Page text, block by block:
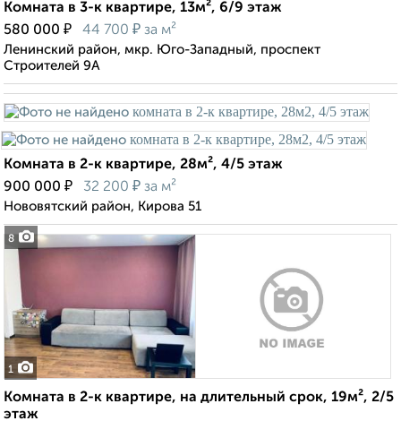
Комната в 3-к квартире, 13м², 6/9 этаж
580 000 ₽ 44 700 ₽ за м²
Ленинский район, мкр. Юго-Западный, проспект
Строителей 9А
8
Комната в 2-к квартире, 28м², 4/5 этаж
900 000 ₽ 32 200 ₽ за м²
Нововятский район, Кирова 51
1
Комната в 2-к квартире, на длительный срок, 19м², 2/5
этаж